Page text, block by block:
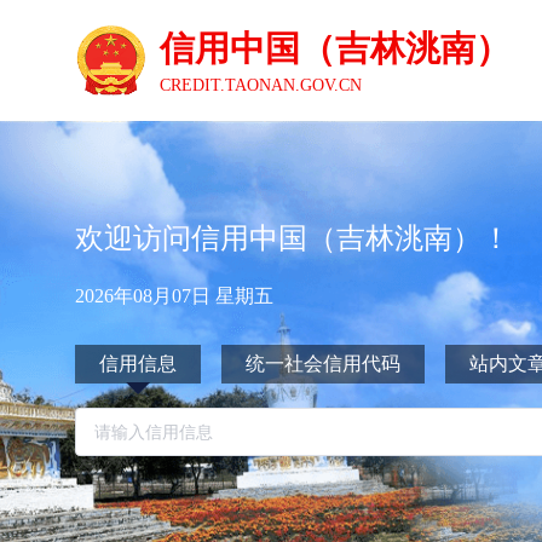
信用中国（吉林洮南）
CREDIT.TAONAN.GOV.CN
欢迎访问信用中国（吉林洮南）！
2026年08月07日 星期五
信用信息 统一社会信用代码 站内文